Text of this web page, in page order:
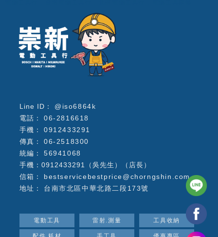
@iso6864k
06-2816618
0912433291
06-2518300
56941068
手機：0912433291（吳先生）（店長）
bestservicebestprice@chorngshin.com
台南市北區中華北路二段173號
電動工具 雷射.測量 工具收納